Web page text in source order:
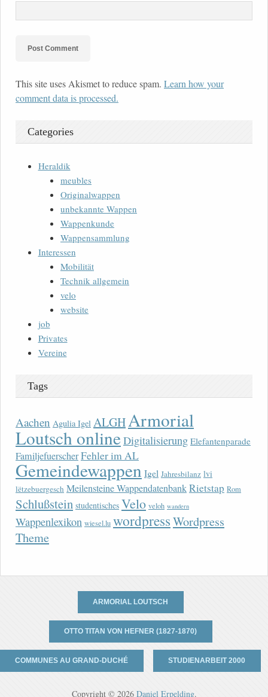
This site uses Akismet to reduce spam. Learn how your
comment data is processed.
Categories
Heraldik
meubles
Originalwappen
unbekannte Wappen
Wappenkunde
Wappensammlung
Interessen
Mobilität
Technik allgemein
velo
website
job
Privates
Vereine
Tags
Aachen Agulia Igel ALGH Armorial
Loutsch onlineDigitalisierung Elefantenparade
FamiljefuerscherFehler im AL
Gemeindewappen Igel Jahresbilanz lvi
lëtzebuergesch Meilensteine WappendatenbankRietstap Rom
Schlußstein studentisches Velo veloh wandern
Wappenlexikon wiesel.lu wordpressWordpress
Theme
ARMORIAL LOUTSCH
OTTO TITAN VON HEFNER (1827-1870)
COMMUNES AU GRAND-DUCHÉ STUDIENARBEIT 2000
Copyright © 2026 Daniel Erpelding.